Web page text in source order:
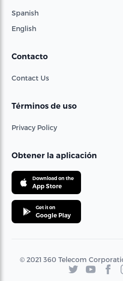
Spanish
English
Contacto
Contact Us
Términos de uso
Privacy Policy
Obtener la aplicación
Download on the
App Store
Get it on
Google Play
© 2021 360 Telecom